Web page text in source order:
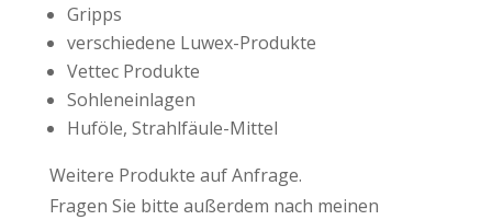
Gripps
verschiedene Luwex-Produkte
Vettec Produkte
Sohleneinlagen
Huföle, Strahlfäule-Mittel
Weitere Produkte auf Anfrage.
Fragen Sie bitte außerdem nach meinen